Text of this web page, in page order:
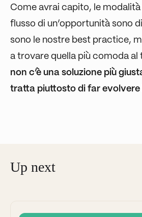
Come avrai capito, le modalità
flusso di un’opportunità sono
sono le nostre best practice,
a trovare quella più comoda al
non c’è una soluzione più
tratta piuttosto di far evolvere
Up next